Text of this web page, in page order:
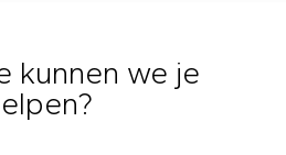
kunnen we je